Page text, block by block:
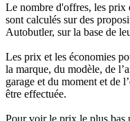
Le nombre d'offres, les prix
sont calculés sur des
Autobutler, sur la base de
Les prix et les économies
la marque, du modèle, de
garage et du moment et de
être effectuée.
Pour voir le prix le plus bas